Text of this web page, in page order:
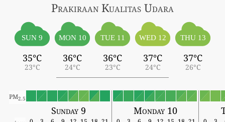
Prakiraan Kualitas Udara
SUN 9
35°C
23°C
MON 10
36°C
24°C
TUE 11
36°C
23°C
WED 12
37°C
24°C
THU 13
37°C
26°C
PM2.5
Sunday 9 Monday 10